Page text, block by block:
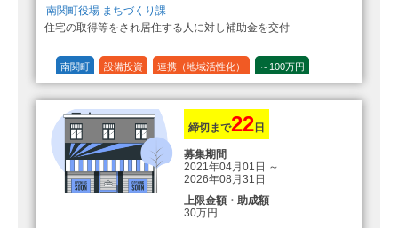
算（25万円＋25万円加算＝50万円）
（3）住宅リフォーム 経費の20％
の額（限度額50万円）
（最大で50万円＋25万円加算＝75万
南関町役場 まちづくり課
住宅の取得等をされ居住する人に対し補助金を交付
南関町 設備投資 連携（地域活性化） ～100万円
締切まで22 日
募集期間
2021年04月01日 ～
2026年08月31日
上限金額・助成額
30万円